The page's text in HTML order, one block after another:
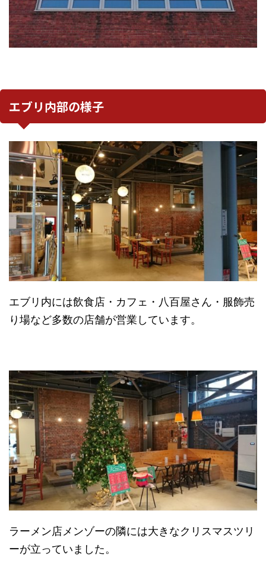
エブリ内部の様子
エブリ内には飲食店・カフェ・八百屋さん・服飾売
り場など多数の店舗が営業しています。
ラーメン店メンゾーの隣には大きなクリスマスツリ
ーが立っていました。